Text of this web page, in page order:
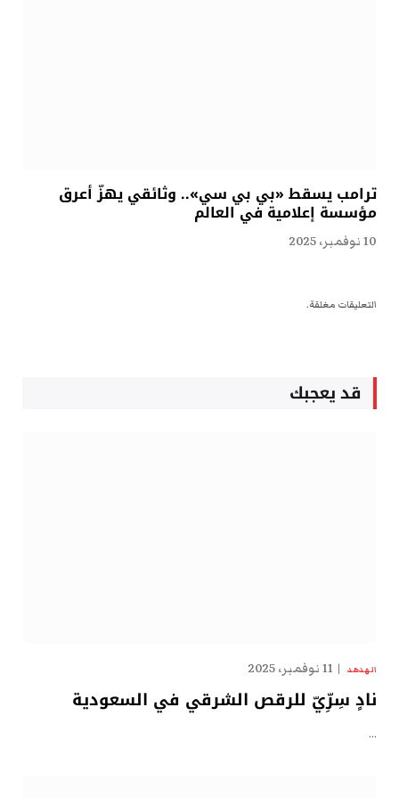
ترامب يسقط «بي بي سي».. وثائقي يهزّ أعرق
مؤسسة إعلامية في العالم
10 نوفمبر، 2025
التعليقات مغلقة.
قد يعجبك
الهدهد 11 نوفمبر، 2025
نادٍ سِرِّيّ للرقص الشرقي في السعودية
…